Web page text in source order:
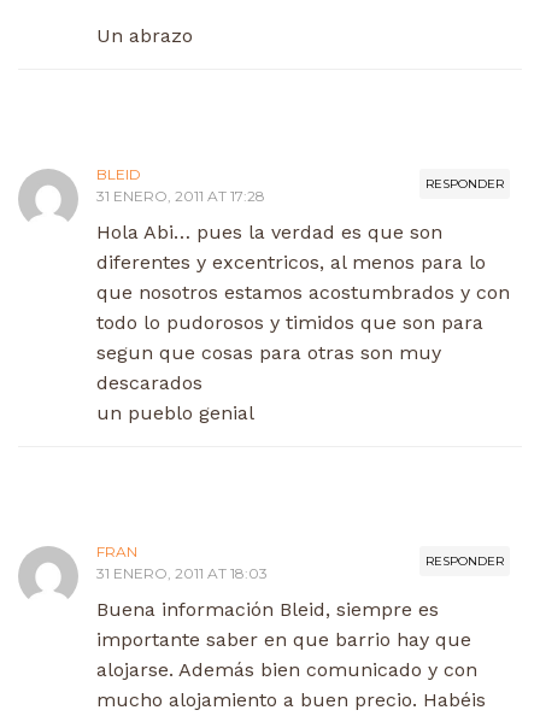
Un abrazo
RESPONDER
BLEID
31 ENERO, 2011 AT 17:28
Hola Abi… pues la verdad es que son
diferentes y excentricos, al menos para lo
que nosotros estamos acostumbrados y con
todo lo pudorosos y timidos que son para
segun que cosas para otras son muy
descarados
un pueblo genial
RESPONDER
FRAN
31 ENERO, 2011 AT 18:03
Buena información Bleid, siempre es
importante saber en que barrio hay que
alojarse. Además bien comunicado y con
mucho alojamiento a buen precio. Habéis